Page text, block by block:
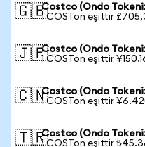
🇬🇧Costco (Ondo
1 COSTon eşittir
🇯🇵Costco (Ondo
1 COSTon eşittir
🇨🇳Costco (Ondo
1 COSTon eşittir
🇹🇷Costco (Ondo
1 COSTon eşittir